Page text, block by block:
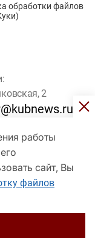
работы
сайт, Вы
файлов
обработки файлов
2
16 лет
Федеральной
технологий
Регистрационный
О. Ю.